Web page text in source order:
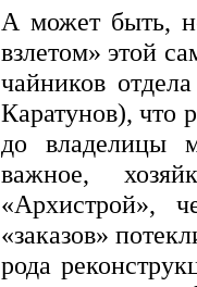
А может быть,
взлетом» этой
чайников
Каратунов), что
до владелицы
важное,
«Архистрой»,
«заказов»
рода